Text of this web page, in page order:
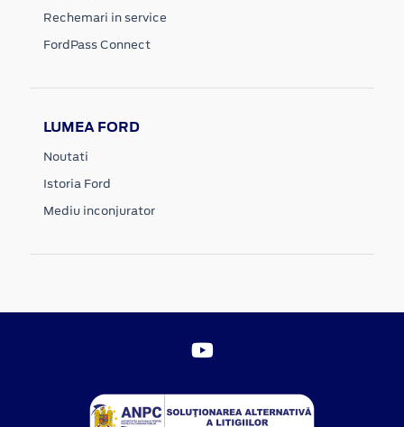
Rechemari in service
FordPass Connect
LUMEA FORD
Noutati
Istoria Ford
Mediu inconjurator